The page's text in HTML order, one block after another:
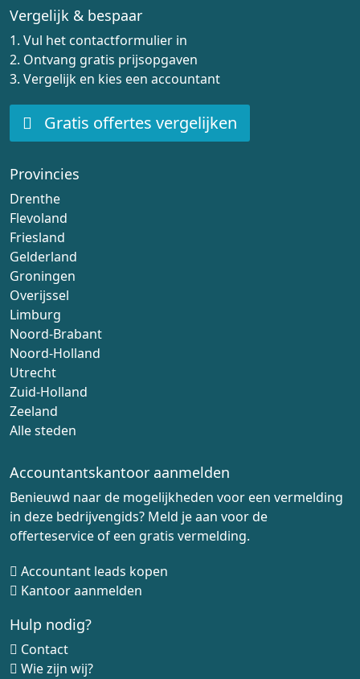
Vergelijk & bespaar
1. Vul het contactformulier in
2. Ontvang gratis prijsopgaven
3. Vergelijk en kies een accountant
Gratis offertes vergelijken
Provincies
Drenthe
Flevoland
Friesland
Gelderland
Groningen
Overijssel
Limburg
Noord-Brabant
Noord-Holland
Utrecht
Zuid-Holland
Zeeland
Alle steden
Accountantskantoor aanmelden
Benieuwd naar de mogelijkheden voor een vermelding
in deze bedrijvengids? Meld je aan voor de
offerteservice of een gratis vermelding.
Accountant leads kopen
Kantoor aanmelden
Hulp nodig?
Contact
Wie zijn wij?